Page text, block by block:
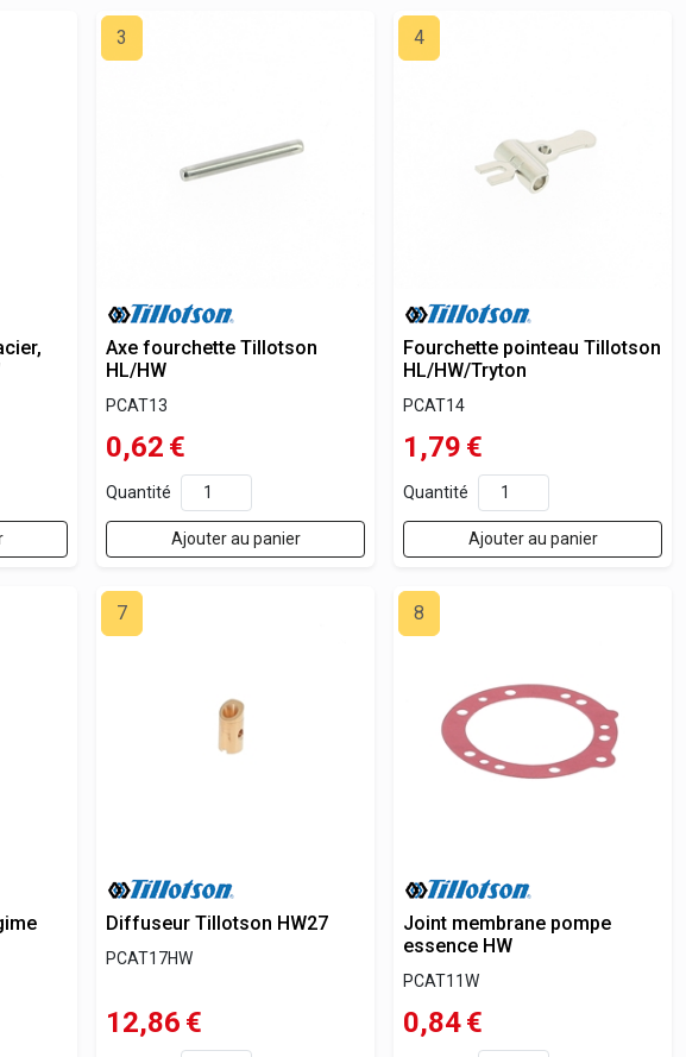
3
Axe fourchette Tillotson
HL/HW
PCAT13
0,62 €
Quantité
Ajouter au panier
4
Fourchette pointeau Tillotson
HL/HW/Tryton
PCAT14
1,79 €
Quantité
Ajouter au panier
7
Diffuseur Tillotson HW27
PCAT17HW
12,86 €
8
Joint membrane pompe
essence HW
PCAT11W
0,84€